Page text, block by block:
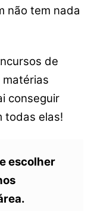
não tem nada
de
conseguir
todas elas!
escolher